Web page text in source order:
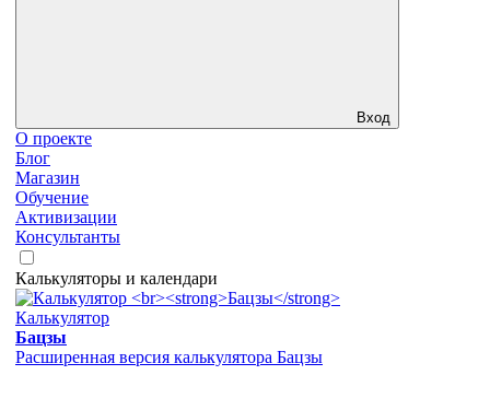
Вход
О проекте
Блог
Магазин
Обучение
Активизации
Консультанты
Калькуляторы и календари
Калькулятор
Бацзы
Расширенная версия калькулятора Бацзы